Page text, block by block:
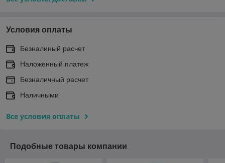
Условия оплаты
Безналиный расчет
Наложенный платеж
Безналичный расчет
Наличными
Все условия оплаты
Подобные товары компании